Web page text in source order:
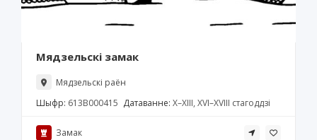
Мядзельскі замак
Мядзельскі раён
Шыфр: 613В000415 Датаванне: X–XIII, XVI–XVIII стагоддзі
Замак